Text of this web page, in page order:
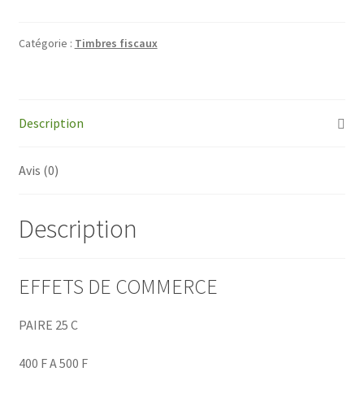
-
400
à
Catégorie : Timbres fiscaux
Description
Avis (0)
Description
EFFETS DE COMMERCE
PAIRE 25 C
400 F A 500 F